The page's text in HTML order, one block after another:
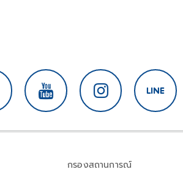
กรองสถานการณ์